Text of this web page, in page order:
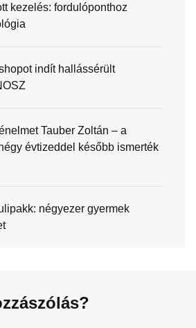
kezelés: fordulóponthoz
indít hallássérült
Tauber Zoltán – a
évtizeddel később ismerték
négyezer gyermek